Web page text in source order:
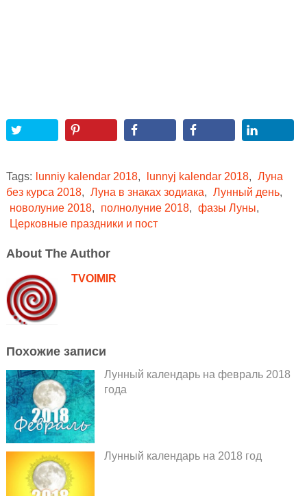
Tags: lunniy kalendar 2018, lunnyj kalendar 2018, Луна
без курса 2018, Луна в знаках зодиака, Лунный день,
новолуние 2018, полнолуние 2018, фазы Луны,
Церковные праздники и пост
About The Author
TVOIMIR
Похожие записи
Лунный календарь на февраль 2018
года
Лунный календарь на 2018 год